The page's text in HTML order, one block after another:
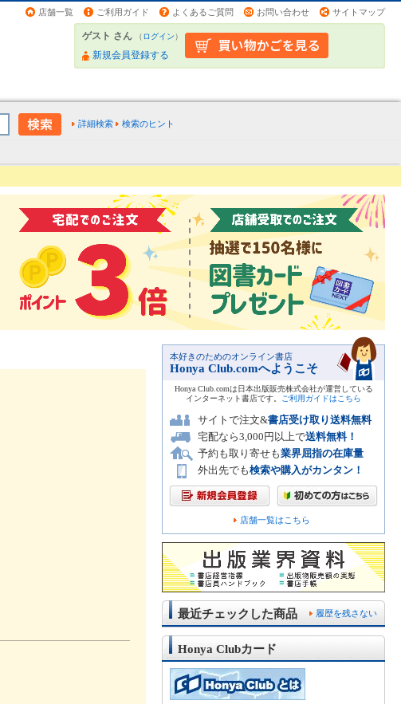
店舗一覧 ご利用ガイド よくあるご質問 お問い合わせ サイトマップ
ゲスト さん （ログイン）
新規会員登録する
詳細検索 検索のヒント
本好きのためのオンライン書店
Honya Club.comへようこそ
Honya Club.comは日本出版販売株式会社が運営している
インターネット書店です。
ご利用ガイドはこちら
サイトで注文&書店受け取り送料無料
宅配なら3,000円以上で送料無料！
予約も取り寄せも業界屈指の在庫量
外出先でも検索や購入がカンタン！
店舗一覧はこちら
履歴を残さない
最近チェックした商品
Honya Clubカード